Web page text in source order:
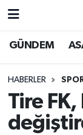
GÜNDEM
HABERLER
Tire
Tire
Tire Hava
Tire Trafik